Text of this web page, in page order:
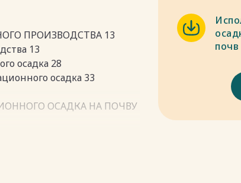
ПРОИЗВОДСТВА 13
13
осадка 28
осадка 33
ОСАДКА НА ПОЧВУ
известкования кислых
почв